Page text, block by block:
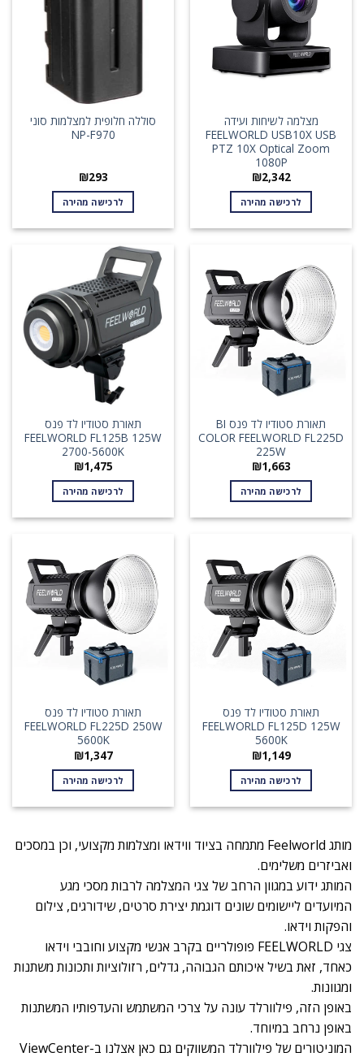
מצלמה לשיחות ועידה
FEELWORLD USB10X USB
PTZ 10X Optical Zoom
1080P
₪2,342
לרכישה מהירה
סוללה חלופית למצלמות סוני
NP-F970
₪293
לרכישה מהירה
תאורת סטודיו לד פנס BI
COLOR FEELWORLD FL225D
225W
₪1,663
לרכישה מהירה
תאורת סטודיו לד פנס
FEELWORLD FL125B 125W
2700-5600K
₪1,475
לרכישה מהירה
תאורת סטודיו לד פנס
FEELWORLD FL125D 125W
5600K
₪1,149
לרכישה מהירה
תאורת סטודיו לד פנס
FEELWORLD FL225D 250W
5600K
₪1,347
לרכישה מהירה
מותג Feelworld מתמחה בציוד ווידאו ומצלמות מקצועי, וכן במסכים
ואביזרים משלימים.
המותג ידוע במגוון הרחב של צגי המצלמה לרבות מסכי מגע
המיועדים ליישומים שונים דוגמת יצירת סרטים, שידורגים, צילום
והפקות וידאו.
צגי FEELWORLD פופולריים בקרב אנשי מקצוע וחובבי וידאו
כאחד, זאת בשיל איכותם הגבוהה, גדלים, רזולוציות ותכונות משתנות
ומגוונות.
באופן הזה, פילוורלד עונה על צרכי המשתמש והעדפותיו המשתנות
באופן נרחב במיוחד.
המוניטורים של פילוורלד המשווקים גם כאן אצלנו ב-ViewCenter